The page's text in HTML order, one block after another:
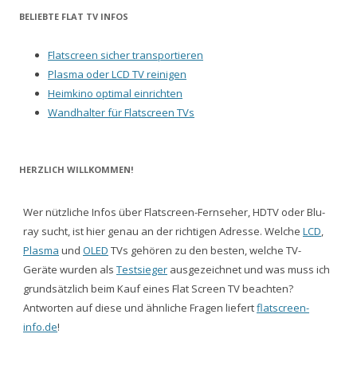
BELIEBTE FLAT TV INFOS
Flatscreen sicher transportieren
Plasma oder LCD TV reinigen
Heimkino optimal einrichten
Wandhalter für Flatscreen TVs
HERZLICH WILLKOMMEN!
Wer nützliche Infos über Flatscreen-Fernseher, HDTV oder Blu-
ray sucht, ist hier genau an der richtigen Adresse. Welche LCD,
Plasma und OLED TVs gehören zu den besten, welche TV-
Geräte wurden als Testsieger ausgezeichnet und was muss ich
grundsätzlich beim Kauf eines Flat Screen TV beachten?
Antworten auf diese und ähnliche Fragen liefertflatscreen-
info.de!